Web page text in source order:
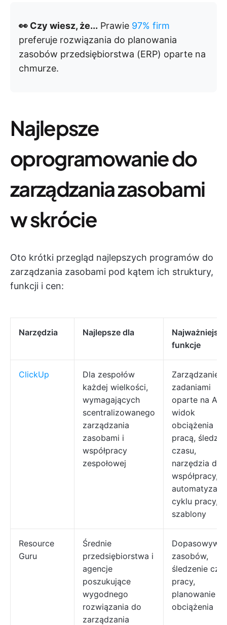
👀 Czy wiesz, że... Prawie 97% firm
preferuje rozwiązania do planowania
zasobów przedsiębiorstwa (ERP) oparte na
chmurze.
Najlepsze
oprogramowanie do
zarządzania zasobami
w skrócie
Oto krótki przegląd najlepszych programów do
zarządzania zasobami pod kątem ich struktury,
funkcji i cen:
Narzędzia Najlepsze dla
Najważniejsze
funkcje
ClickUp
Dla zespołów
każdej wielkości,
wymagających
scentralizowanego
zarządzania
zasobami i
współpracy
zespołowej
Zarządzanie
zadaniami
oparte na AI,
widok
obciążenia
pracą,
czasu,
narzędzia do
współpracy,
cyklu pracy,
szablony
Resource
Guru
Średnie
przedsiębiorstwa i
agencje
poszukujące
wygodnego
rozwiązania do
zarządzania
zasobów,
śledzenie
pracy,
planowanie
obciążenia